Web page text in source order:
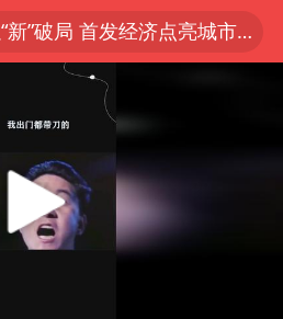
白海豚影响中国已成定局
明石林火把节
编制完成新版全月地质图